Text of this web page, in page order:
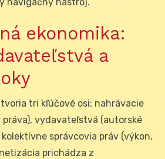
ekonomika:
a
tri kľúčové osi: nahrávacie
vydavateľstvá (autorské
kolektívne správcovia práv (výkon,
prichádza z